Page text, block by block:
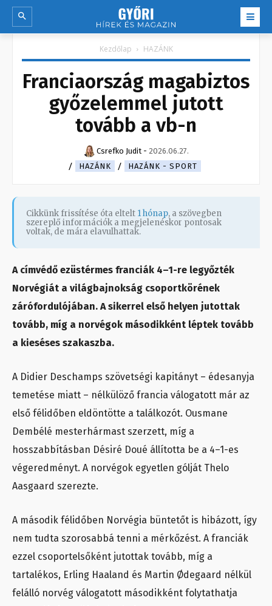
Kezdőlap HAZÁNK
Franciaország magabiztos
győzelemmel jutott
tovább a vb-n
Csrefko Judit - 2026.06.27.
HAZÁNK
HAZÁNK - SPORT
Cikkünk frissítése óta eltelt 1 hónap, a szövegben
szereplő információk a megjelenéskor pontosak
voltak, de mára elavulhattak.
A címvédő ezüstérmes franciák 4–1-re legyőzték
Norvégiát a világbajnokság csoportkörének
zárófordulójában. A sikerrel első helyen jutottak
tovább, míg a norvégok másodikként léptek tovább
a kieséses szakaszba.
A Didier Deschamps szövetségi kapitányt – édesanyja
temetése miatt – nélkülöző francia válogatott már az
első félidőben eldöntötte a találkozót. Ousmane
Dembélé mesterhármast szerzett, míg a
hosszabbításban Désiré Doué állította be a 4–1-es
végeredményt. A norvégok egyetlen gólját Thelo
Aasgaard szerezte.
A második félidőben Norvégia büntetőt is hibázott, így
nem tudta szorosabbá tenni a mérkőzést. A franciák
ezzel csoportelsőként jutottak tovább, míg a
tartalékos, Erling Haaland és Martin Ødegaard nélkül
felálló norvég válogatott másodikként folytathatja